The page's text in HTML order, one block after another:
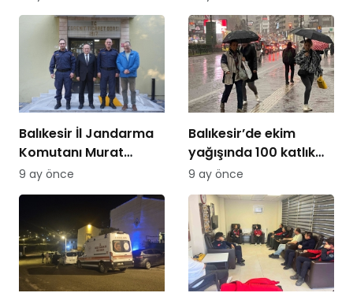
Balıkesir İl Jandarma
Komutanı Murat
Özer’den Edremit
Ticaret Odasına
9 ay önce
Balıkesir’de ekim
yağışında 100 katlık
artış
9 ay önce